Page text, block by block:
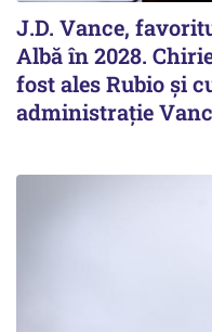
J.D. Vance,
Albă în 2028.
fost ales Rubio și
administrație